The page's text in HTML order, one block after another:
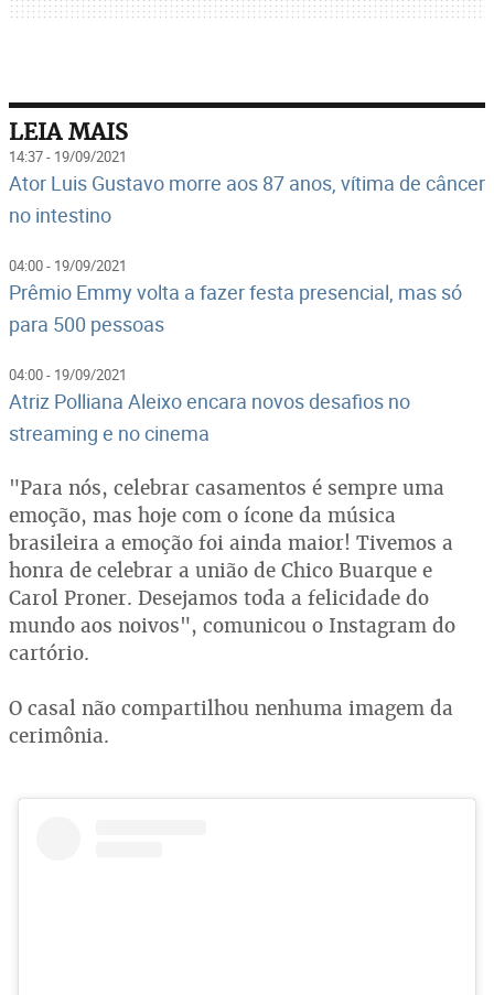
LEIA MAIS
14:37 - 19/09/2021
Ator Luis Gustavo morre aos 87 anos, vítima de câncer
no intestino
04:00 - 19/09/2021
Prêmio Emmy volta a fazer festa presencial, mas só
para 500 pessoas
04:00 - 19/09/2021
Atriz Polliana Aleixo encara novos desafios no
streaming e no cinema
"Para nós, celebrar casamentos é sempre uma
emoção, mas hoje com o ícone da música
brasileira a emoção foi ainda maior! Tivemos a
honra de celebrar a união de Chico Buarque e
Carol Proner. Desejamos toda a felicidade do
mundo aos noivos", comunicou o Instagram do
cartório.
O casal não compartilhou nenhuma imagem da
cerimônia.